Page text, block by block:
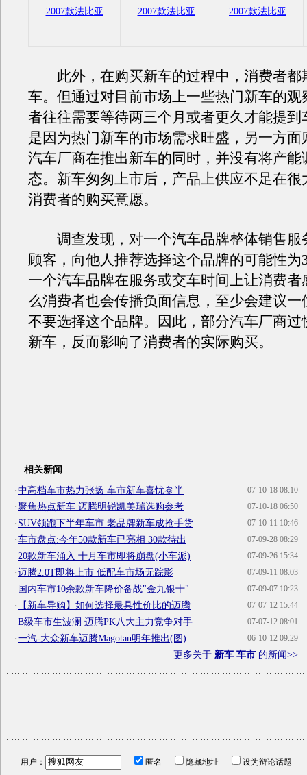
2007款法比亚 2007款法比亚 2007款法比亚
此外，在购买新车的过程中，消费者都
车。但通过对目前市场上一些热门新车的观
者往往需要等待两三个月或者更久才能提到
是因为热门新车的市场需求旺盛，另一方面
汽车厂商在推出新车的同时，并没有将产能
态。新车匆匆上市后，产品上供应不足在很
消费者的购买意愿。
调查发现，对一个汽车品牌整体销售服
顾客，向他人推荐选择这个品牌的可能性为
一个汽车品牌在服务或交车时间上让消费者
么消费者也会传播负面信息，至少会建议一
不要选择这个品牌。因此，部分汽车厂商过
新车，反而影响了消费者的实际购买。
相关新闻
07-10-18 08:10
·中高档车市热力张扬 车市新车喜忧参半
07-10-18 06:50
·聚焦热点新车 迈腾明锐凯美瑞选购参考
07-10-11 10:46
·SUV领跑下半年车市 老品牌新车成抢手货
07-09-28 08:29
·车市盘点:今年50款新车已亮相 30款待出
07-09-26 15:34
·20款新车涌入 十月车市即将崩盘(小车派)
07-09-11 08:03
·迈腾2.0T即将上市 低配车市场无踪影
07-09-07 10:23
·国内车市10余款新车降价备战"金九银十"
07-07-12 15:44
· 【新车导购】如何选择最具性价比的迈腾
07-07-12 08:01
·B级车市生波澜 迈腾PK八大主力竞争对手
06-10-12 09:29
·一汽-大众新车迈腾Magotan明年推出(图)
更多关于 新车 车市 的新闻>>
用户： 匿名 隐藏地址
设为辩论话题